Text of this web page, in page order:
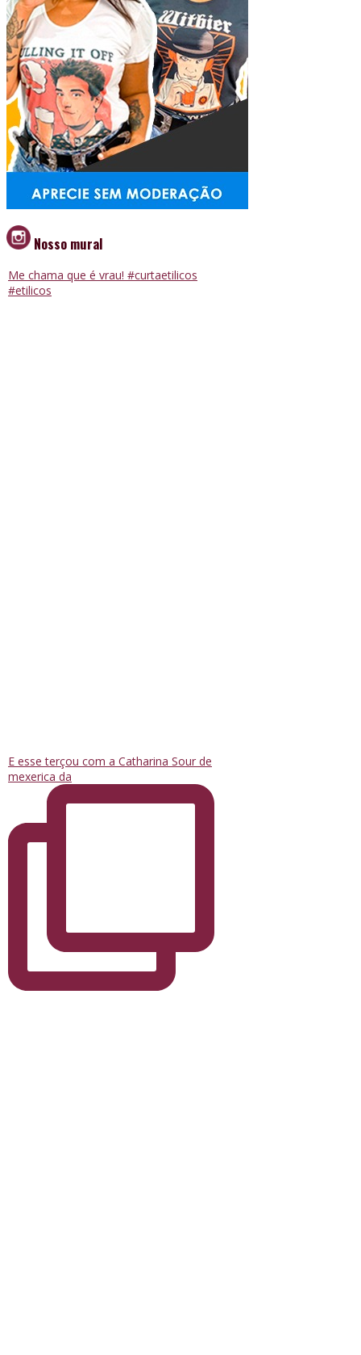
Nosso mural
Me chama que é vrau! #curtaetilicos
#etilicos
E esse terçou com a Catharina Sour de
mexerica da